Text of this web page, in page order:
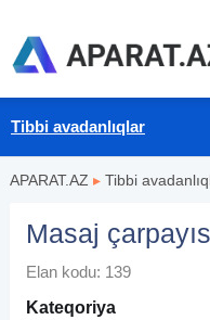
Tibbi avadanlıqlar
APARAT.AZ ▸ Tibbi
Masaj
Elan kodu: 139
Kateqoriya